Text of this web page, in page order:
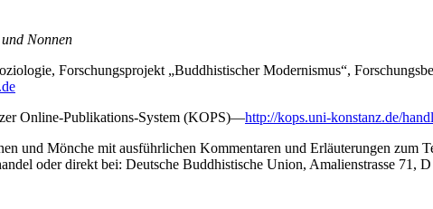
Nonnen
Forschungsprojekt „Buddhistischer Modernismus“,
Online-Publikations-System (KOPS)—http://kops.uni-konstanz.de/
und Mönche mit ausführlichen Kommentaren und Erläuterungen zum
oder direkt bei: Deutsche Buddhistische Union, Amalienstrasse 71,